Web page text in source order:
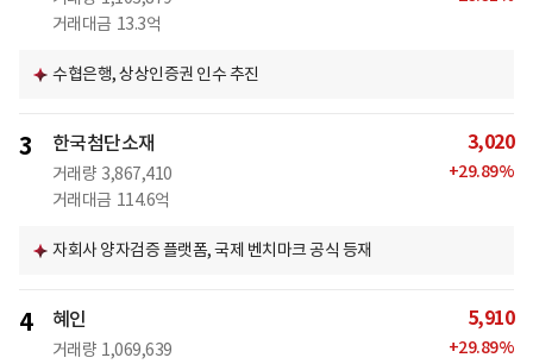
거래대금 13.3억
수협은행, 상상인증권 인수 추진
3 한국첨단소재
거래량 3,867,410
거래대금 114.6억
3,020
+29.89%
자회사 양자검증 플랫폼, 국제 벤치마크 공식 등재
4 혜인
거래량 1,069,639
5,910
+29.89%